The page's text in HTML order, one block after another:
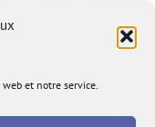
et notre service.
proposée par le
le 25 janvier […]